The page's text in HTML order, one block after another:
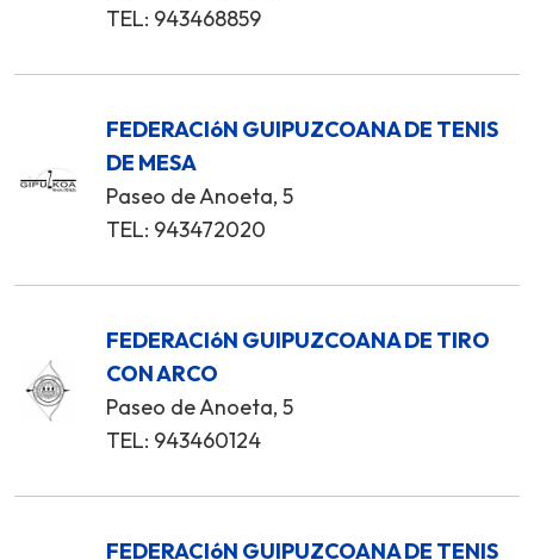
TEL: 943468859
FEDERACIóN GUIPUZCOANA DE TENIS
DE MESA
Paseo de Anoeta, 5
TEL: 943472020
FEDERACIóN GUIPUZCOANA DE TIRO
CON ARCO
Paseo de Anoeta, 5
TEL: 943460124
FEDERACIóN GUIPUZCOANA DE TENIS